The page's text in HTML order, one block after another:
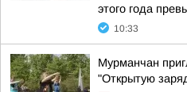
этого года
10:33
Мурманчан
"Открытую